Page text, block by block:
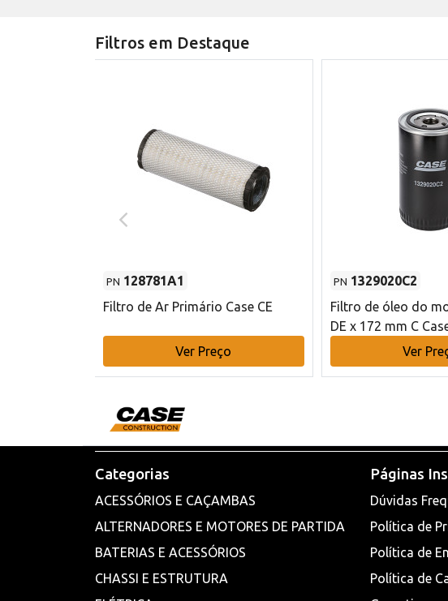
Filtros em Destaque
PN 128781A1
Filtro de Ar Primário Case CE
Ver Preço
PN 1329020C2
Filtro de óleo do
DE x 172 mm C
Ver
Categorias
ACESSÓRIOS E CAÇAMBAS
ALTERNADORES E MOTORES DE PARTIDA
BATERIAS E ACESSÓRIOS
CHASSI E ESTRUTURA
Páginas
Dúvidas
Política de
Política de
Política de